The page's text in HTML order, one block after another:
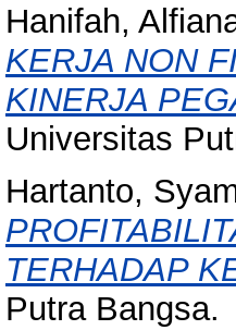
Hanifah,
KERJA NON
KINERJA
Universitas
Hartanto,
TERHADAP
Putra Bangsa.